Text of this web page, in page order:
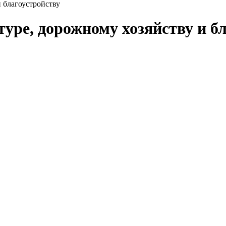
дорожному хозяйству и